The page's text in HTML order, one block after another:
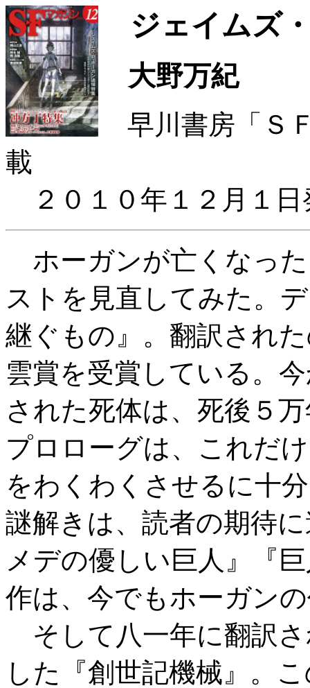
ジェイムズ
大野万紀
早川書房「Ｓ
載
２０１０年１２月１日
ホーガンが亡くなっ
ストを見直してみた。
継ぐもの』。翻訳され
雲賞を受賞している。
された死体は、死後５
プロローグは、これだ
をわくわくさせるに十
謎解きは、読者の期待
メデの優しい巨人』『
作は、今でもホーガン
そして八一年に翻訳
した『創世記機械』。